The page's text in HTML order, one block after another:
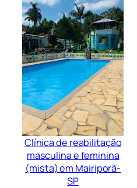
Clínica de reabilitação
masculina e feminina
(mista) em Mairiporã-
SP